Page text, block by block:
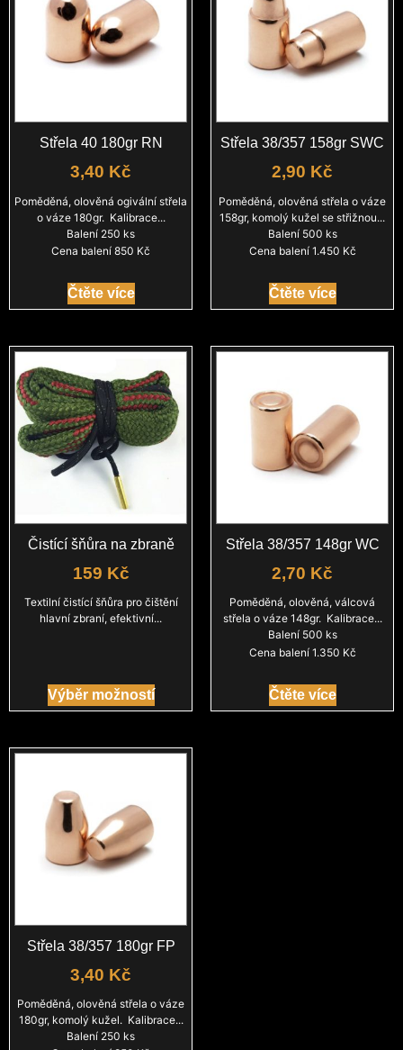
Střela 40 180gr RN
3,40 Kč
Poměděná, olověná ogivální střela
o váze 180gr. Kalibrace...
Balení 250 ks
Cena balení 850 Kč
Čtěte více
Střela 38/357 158gr SWC
2,90 Kč
Poměděná, olověná střela o váze
158gr, komolý kužel se střižnou...
Balení 500 ks
Cena balení 1.450 Kč
Čtěte více
Čistící šňůra na zbraně
159 Kč
Textilní čistící šňůra pro čištění
hlavní zbraní, efektivní...
Výběr možností
Střela 38/357 148gr WC
2,70 Kč
Poměděná, olověná, válcová
střela o váze 148gr. Kalibrace...
Balení 500 ks
Cena balení 1.350 Kč
Čtěte více
Střela 38/357 180gr FP
3,40 Kč
Poměděná, olověná střela o váze
180gr, komolý kužel. Kalibrace...
Balení 250 ks